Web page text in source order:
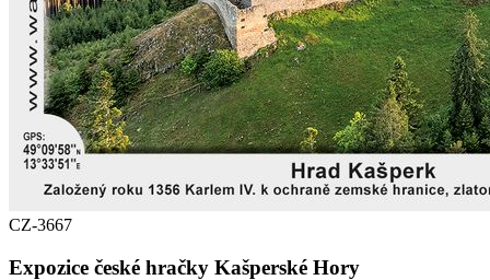
CZ-3667
Expozice české hračky Kašperské Hory